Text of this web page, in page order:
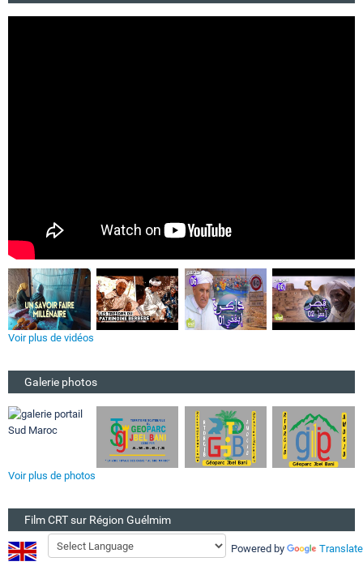
Voir plus de vidéos
Galerie photos
Voir plus de photos
Film CRT sur Région Guélmim
Powered by Translate